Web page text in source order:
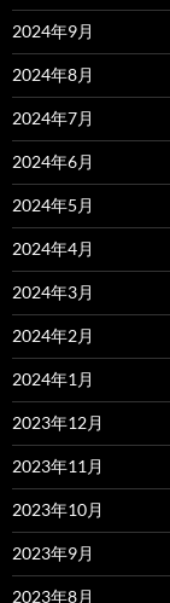
2024年9月
2024年8月
2024年7月
2024年6月
2024年5月
2024年4月
2024年3月
2024年2月
2024年1月
2023年12月
2023年11月
2023年10月
2023年9月
2023年8月